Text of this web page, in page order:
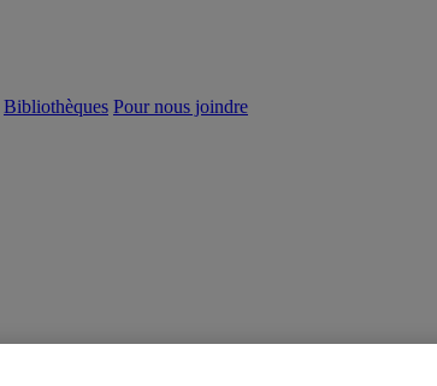
Bibliothèques Pour nous joindre